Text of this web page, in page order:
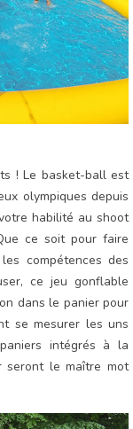
! Le basket-ball est
olympiques depuis
habilité au shoot
ce soit pour faire
compétences des
ce jeu gonflable
dans le panier pour
se mesurer les uns
intégrés à la
seront le maître mot